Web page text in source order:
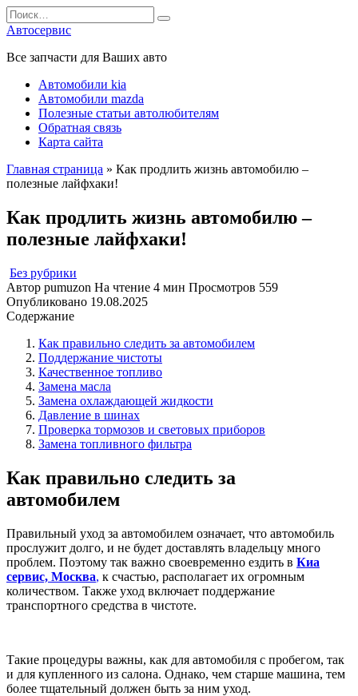
Перейти
к
содержанию
Search
for:
Автосервис
Все запчасти для Ваших авто
Автомобили kia
Автомобили mazda
Полезные статьи автолюбителям
Обратная связь
Карта сайта
Главная страница » Как продлить жизнь автомобилю –
полезные лайфхаки!
Как продлить жизнь автомобилю –
полезные лайфхаки!
Без рубрики
Автор pumuzon На чтение 4 мин Просмотров 559
Опубликовано 19.08.2025
Содержание
Как правильно следить за автомобилем
Поддержание чистоты
Качественное топливо
Замена масла
Замена охлаждающей жидкости
Давление в шинах
Проверка тормозов и световых приборов
Замена топливного фильтра
Как правильно следить за
автомобилем
Правильный уход за автомобилем означает, что автомобиль
прослужит долго, и не будет доставлять владельцу много
проблем. Поэтому так важно своевременно ездить в Киа
сервис, Москва, к счастью, располагает их огромным
количеством. Также уход включает поддержание
транспортного средства в чистоте.
Такие процедуры важны, как для автомобиля с пробегом, так
и для купленного из салона. Однако, чем старше машина, тем
более тщательный должен быть за ним уход.